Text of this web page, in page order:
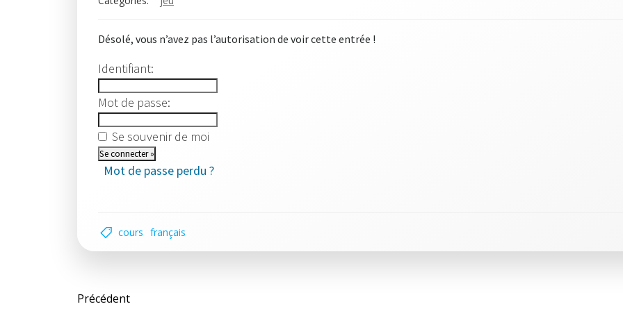
Désolé, vous n’avez pas l’autorisation de voir cette entrée !
Identifiant:
Mot de passe:
Se souvenir de moi
Mot de passe perdu ?
cours français
Post
Précédent